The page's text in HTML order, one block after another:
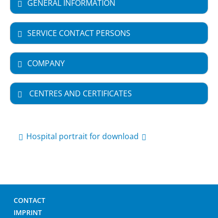
GENERAL INFORMATION
SERVICE CONTACT PERSONS
COMPANY
CENTRES AND CERTIFICATES
Hospital portrait for download
CONTACT
IMPRINT